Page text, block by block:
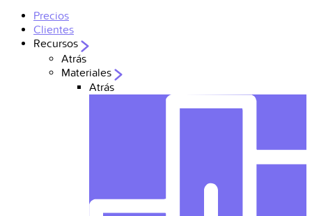
Precios
Clientes
Recursos
Atrás
Materiales
Atrás